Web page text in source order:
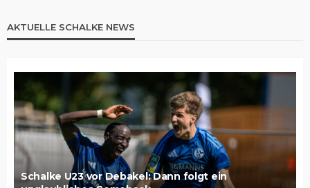
AKTUELLE SCHALKE NEWS
Schalke U23 vor Debakel: Dann folgt ein